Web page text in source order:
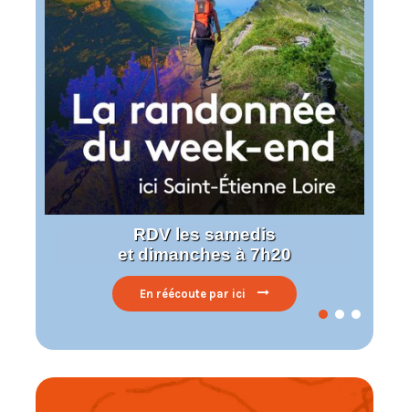
En réécoute par ici
RDV les samedis
et dimanches à 7h20